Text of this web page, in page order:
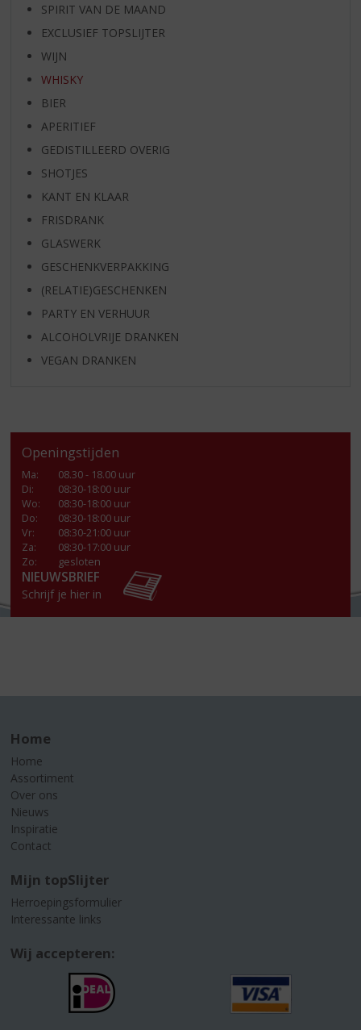
SPIRIT VAN DE MAAND
EXCLUSIEF TOPSLIJTER
WIJN
WHISKY
BIER
APERITIEF
GEDISTILLEERD OVERIG
SHOTJES
KANT EN KLAAR
FRISDRANK
GLASWERK
GESCHENKVERPAKKING
(RELATIE)GESCHENKEN
PARTY EN VERHUUR
ALCOHOLVRIJE DRANKEN
VEGAN DRANKEN
Openingstijden
Ma:
08.30 - 18.00 uur
Di:
08:30-18:00 uur
Wo:
08:30-18:00 uur
Do:
08:30-18:00 uur
Vr:
08:30-21:00 uur
Za:
08:30-17:00 uur
Zo:
gesloten
NIEUWSBRIEF
Schrijf je hier in
Home
Home
Assortiment
Over ons
Nieuws
Inspiratie
Contact
Mijn topSlijter
Herroepingsformulier
Interessante links
Wij accepteren: